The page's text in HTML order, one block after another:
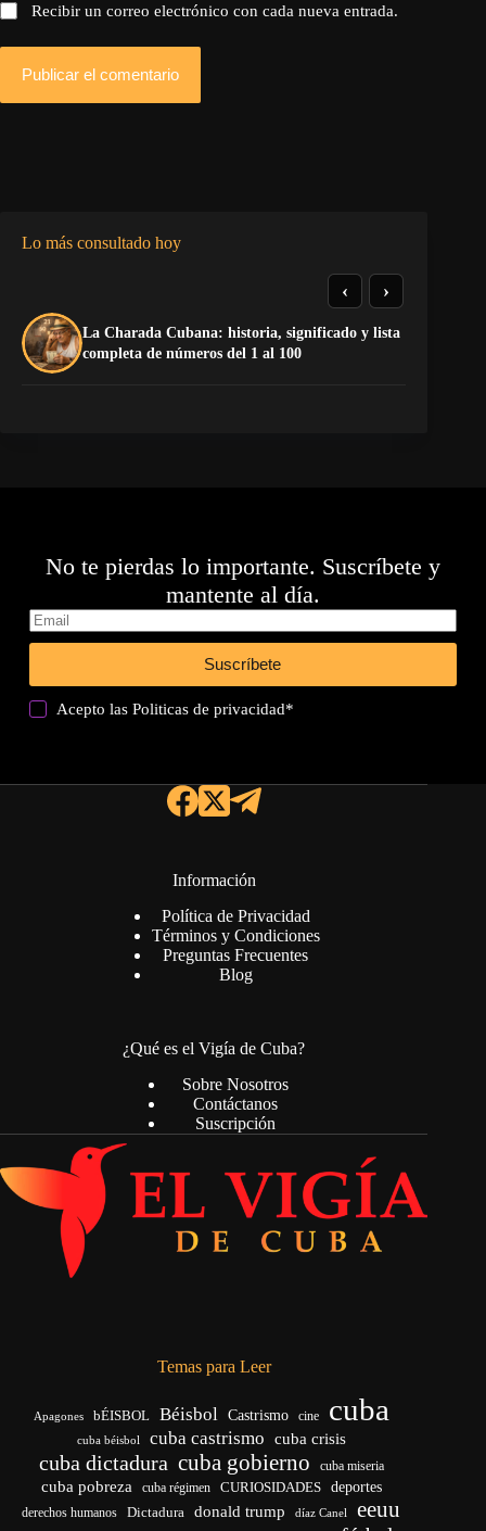
Recibir un correo electrónico con cada nueva entrada.
Publicar el comentario
Lo más consultado hoy
La Charada Cubana: historia, significado y lista
completa de números del 1 al 100
‹ ›
No te pierdas lo importante. Suscríbete y
mantente al día.
Suscríbete
Acepto lasPoliticas de privacidad*
Información
Política de Privacidad
Términos y Condiciones
Preguntas Frecuentes
Blog
¿Qué es el Vigía de Cuba?
Sobre Nosotros
Contáctanos
Suscripción
Temas para Leer
Apagones bÉISBOL Béisbol Castrismo cine cuba
cuba béisbol cuba castrismo cuba crisis
cuba dictadura cuba gobierno cuba miseria
cuba pobreza cuba régimen CURIOSIDADES deportes
derechos humanos Dictadura donald trump díaz Canel eeuu